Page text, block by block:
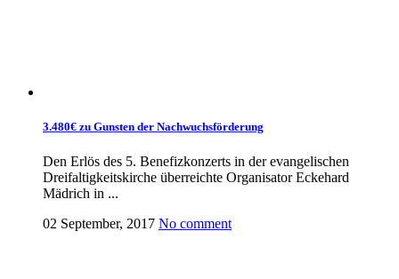
3.480€ zu Gunsten der Nachwuchsförderung
Den Erlös des 5. Benefizkonzerts in der evangelischen
Dreifaltigkeitskirche überreichte Organisator Eckehard
Mädrich in ...
02 September, 2017 No comment